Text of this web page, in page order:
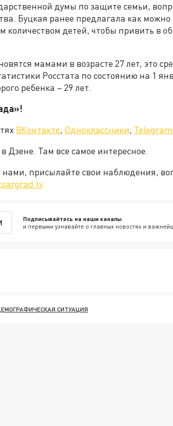
думы по защите семьи,
Буцкая ранее предлагала как
количеством детей, чтобы привить в
мамами в возрасте 27 лет, это
Росстата по состоянию на 1
ребенка – 29 лет.
ВКонтакте, Одноклассники, Telegram
в Дзене. Там все самое интересное.
нами, присылайте свои наблюдения,
Подписывайтесь на наши каналы
и первыми узнавайте о главных новостях и
СИТУАЦИЯ